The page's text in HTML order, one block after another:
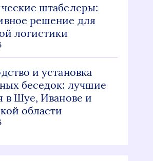
штабелеры:
решение для
логистики
и установка
беседок: лучшие
в Шуе, Иванове и
области